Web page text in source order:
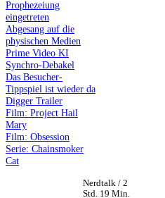
Prophezeiung
eingetreten
Abgesang auf die
physischen Medien
Prime Video KI
Synchro-Debakel
Das Besucher-
Tippspiel ist wieder da
Digger Trailer
Film: Project Hail
Mary
Film: Obsession
Serie: Chainsmoker
Cat
Nerdtalk / 2
Std. 19 Min.